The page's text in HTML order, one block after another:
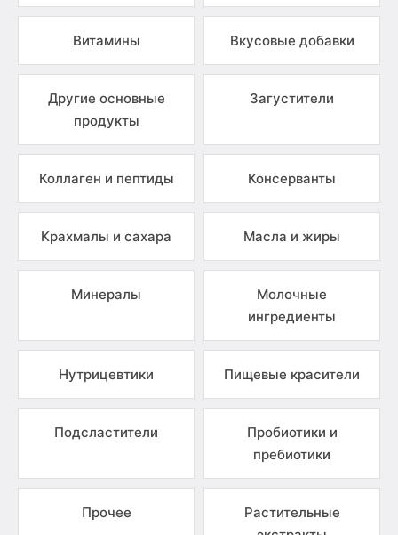
Витамины Вкусовые добавки
Другие основные
продукты
Загустители
Коллаген и пептиды Консерванты
Крахмалы и сахара Масла и жиры
Минералы
Молочные
ингредиенты
Нутрицевтики Пищевые красители
Подсластители
Пробиотики и
пребиотики
Прочее
Растительные